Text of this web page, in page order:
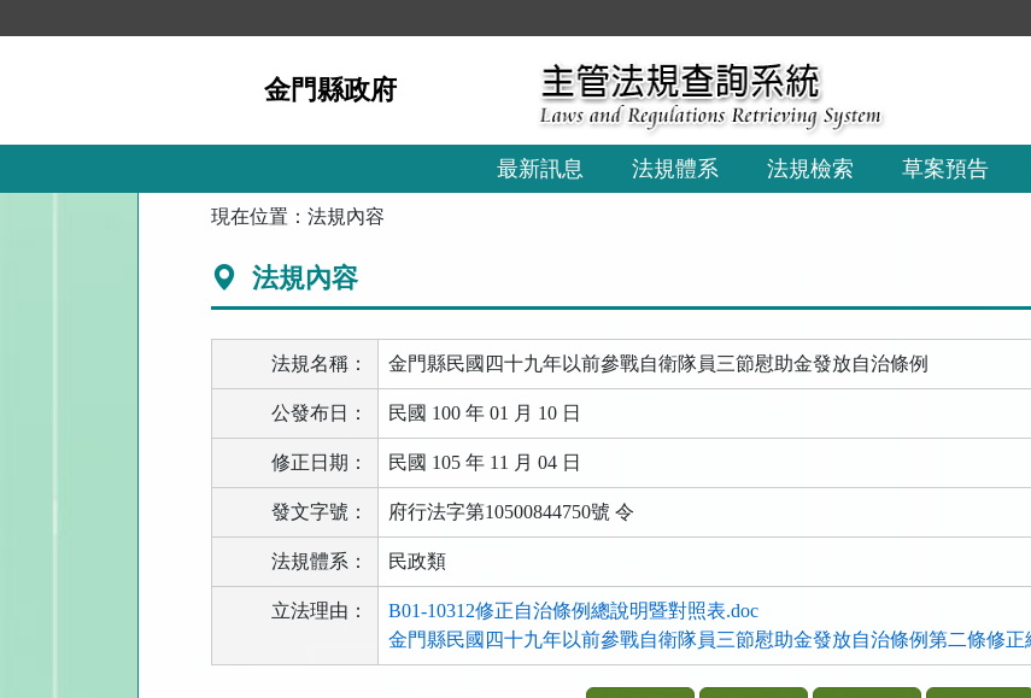
到
金門縣政府
最新訊息 法規體系 法規檢索 草案預告
現在位置：法規內容
法規內容
法規名稱： 金門縣民國四十九年以前參戰自衛隊員三節慰助金發放自治條例
公發布日： 民國 100 年 01 月 10 日
修正日期： 民國 105 年 11 月 04 日
發文字號： 府行法字第10500844750號 令
法規體系： 民政類
立法理由：
B01-10312修正自治條例總說明暨對照表.doc
金門縣民國四十九年以前參戰自衛隊員三節慰助金發放自治條例第二條修